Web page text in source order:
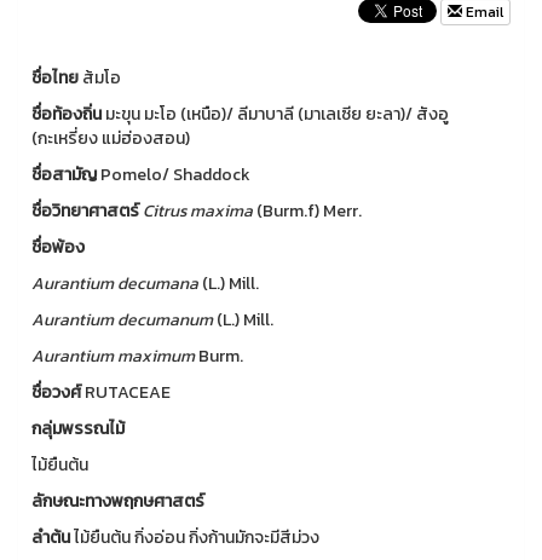
Email
ชื่อไทยส้มโอ
ชื่อท้องถิ่นมะขุน มะโอ (เหนือ)/ ลีมาบาลี (มาเลเซีย ยะลา)/ สังอู
(กะเหรี่ยง แม่ฮ่องสอน)
ชื่อสามัญPomelo/ Shaddock
ชื่อวิทยาศาสตร์Citrus maxima(Burm.f) Merr.
ชื่อพ้อง
Aurantiumdecumana(L.) Mill.
Aurantiumdecumanum(L.) Mill.
AurantiummaximumBurm.
ชื่อวงศ์RUTACEAE
กลุ่มพรรณไม้
ไม้ยืนต้น
ลักษณะทางพฤกษศาสตร์
ลำต้นไม้ยืนต้น กิ่งอ่อน กิ่งก้านมักจะมีสีม่วง